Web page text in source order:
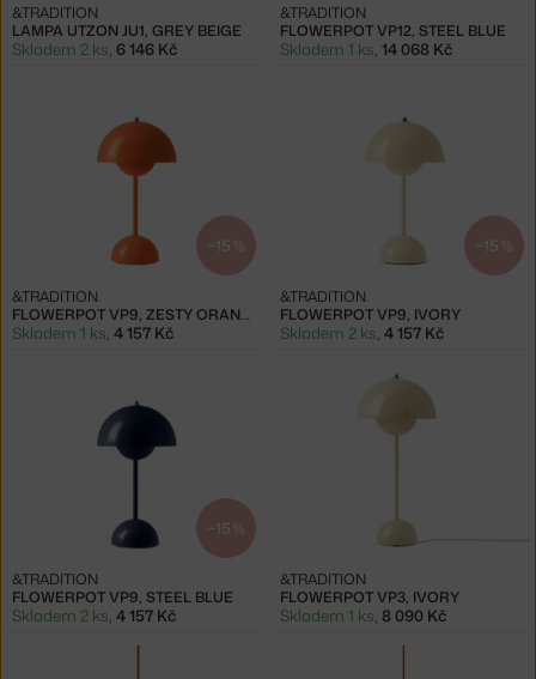
LAMPA UTZON JU1, GREY BEIGE
&TRADITION
Skladem 2 ks 6 146 Kč
FLOWERPOT VP12, STEEL BLUE
&TRADITION
Skladem 1 ks 14 068 Kč
−15 %
FLOWERPOT VP9, ZESTY ORANGE
&TRADITION
Skladem 1 ks 4 157 Kč
−15 %
FLOWERPOT VP9, IVORY
&TRADITION
Skladem 2 ks 4 157 Kč
−15 %
FLOWERPOT VP9, STEEL BLUE
&TRADITION
Skladem 2 ks, 4 157 Kč
FLOWERPOT VP3, IVORY
&TRADITION
Skladem 1 ks, 8 090 Kč